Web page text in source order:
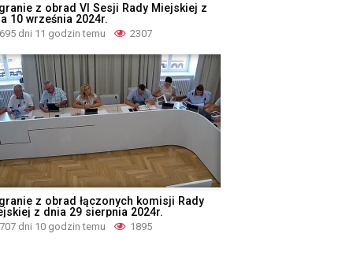
z obrad VI Sesji Rady Miejskiej z
10 września 2024r.
695 dni 11 godzin temu 2307
z obrad łączonych komisji Rady
z dnia 29 sierpnia 2024r.
707 dni 10 godzin temu 1895